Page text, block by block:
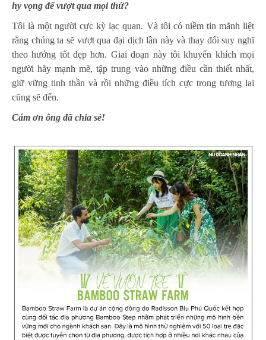
hy vọng để vượt qua mọi thứ?
Tôi là một người cực kỳ lạc quan. Và tôi có niềm tin mãnh liệt
rằng chúng ta sẽ vượt qua đại dịch lần này và thay đổi suy nghĩ
theo hướng tốt đẹp hơn. Giai đoạn này tôi khuyến khích mọi
người hãy mạnh mẽ, tập trung vào những điều cần thiết nhất,
giữ vững tinh thần và rồi những điều tích cực trong tương lai
cũng sẽ đến.
Cám ơn ông đã chia sẻ!